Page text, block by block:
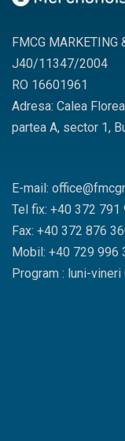
FMCG MARKETING
J40/11347/2004
RO 16601961
Adresa: Calea
partea A, sector 1,
E-mail:
Tel fix: +40 372 791
Fax: +40 372 876
Mobil: +40 729 996
Program : luni-